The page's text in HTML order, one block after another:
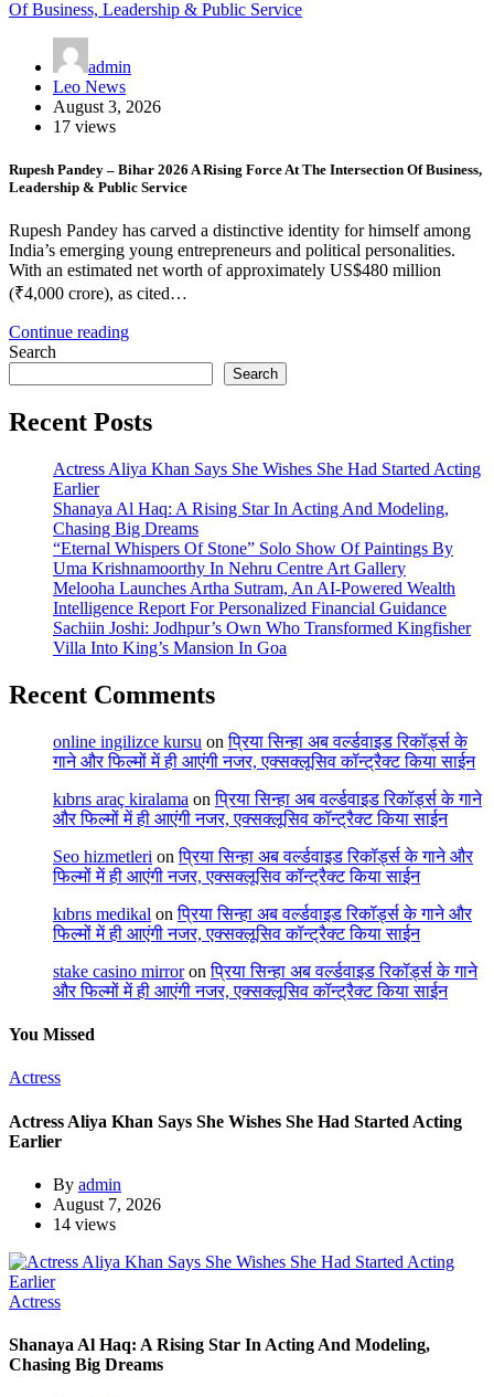
admin
Leo News
August 3, 2026
17 views
Rupesh Pandey – Bihar 2026 A Rising Force At The Intersection Of Business,
Leadership & Public Service
Rupesh Pandey has carved a distinctive identity for himself among
India’s emerging young entrepreneurs and political personalities.
With an estimated net worth of approximately US$480 million
(₹4,000 crore), as cited…
Continue reading
Search
Search
Recent Posts
Actress Aliya Khan Says She Wishes She Had Started Acting
Earlier
Shanaya Al Haq: A Rising Star In Acting And Modeling,
Chasing Big Dreams
“Eternal Whispers Of Stone” Solo Show Of Paintings By
Uma Krishnamoorthy In Nehru Centre Art Gallery
Melooha Launches Artha Sutram, An AI-Powered Wealth
Intelligence Report For Personalized Financial Guidance
Sachiin Joshi: Jodhpur’s Own Who Transformed Kingfisher
Villa Into King’s Mansion In Goa
Recent Comments
online ingilizce kursu onप्रिया सिन्हा अब वर्ल्डवाइड रिकॉर्ड्स के
गाने और फिल्मों में ही आएंगी नजर, एक्सक्लूसिव कॉन्ट्रैक्ट किया साईन
kıbrıs araç kiralama onप्रिया सिन्हा अब वर्ल्डवाइड रिकॉर्ड्स के गाने
और फिल्मों में ही आएंगी नजर, एक्सक्लूसिव कॉन्ट्रैक्ट किया साईन
Seo hizmetleri onप्रिया सिन्हा अब वर्ल्डवाइड रिकॉर्ड्स के गाने और
फिल्मों में ही आएंगी नजर, एक्सक्लूसिव कॉन्ट्रैक्ट किया साईन
kıbrıs medikal onप्रिया सिन्हा अब वर्ल्डवाइड रिकॉर्ड्स के गाने और
फिल्मों में ही आएंगी नजर, एक्सक्लूसिव कॉन्ट्रैक्ट किया साईन
stake casino mirroronप्रिया सिन्हा अब वर्ल्डवाइड रिकॉर्ड्स के गाने
और फिल्मों में ही आएंगी नजर, एक्सक्लूसिव कॉन्ट्रैक्ट किया साईन
You Missed
Actress
Actress Aliya Khan Says She Wishes She Had Started Acting
Earlier
By admin
August 7, 2026
14 views
Actress
Shanaya Al Haq: A Rising Star In Acting And Modeling,
Chasing Big Dreams